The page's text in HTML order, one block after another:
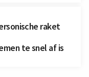
raket
te snel af is